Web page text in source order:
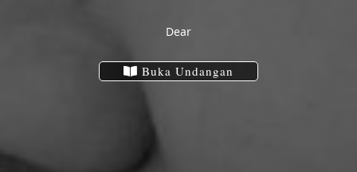
&
Dear
Buka Undangan